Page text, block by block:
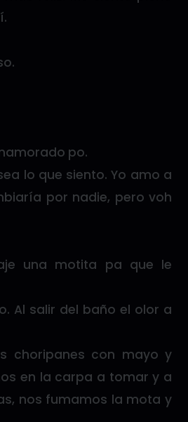
po.
lo que siento. Yo amo a
por nadie, pero voh
una motita pa que le
Al salir del baño el olor a
choripanes con mayo y
en la carpa a tomar y a
nos fumamos la mota y